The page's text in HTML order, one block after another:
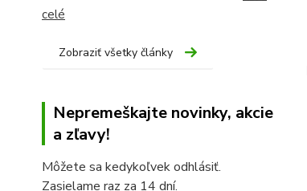
celé
Zobraziť všetky články
Nepremeškajte novinky, akcie
a zľavy!
Môžete sa kedykoľvek odhlásiť.
Zasielame raz za 14 dní.